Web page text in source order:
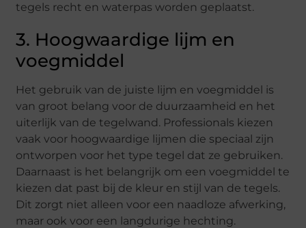
tegels recht en waterpas worden geplaatst.
3. Hoogwaardige lijm en
voegmiddel
Het gebruik van de juiste lijm en voegmiddel is
van groot belang voor de duurzaamheid en het
uiterlijk van de tegelwand. Professionals kiezen
vaak voor hoogwaardige lijmen die speciaal zijn
ontworpen voor het type tegel dat ze gebruiken.
Daarnaast is het belangrijk om een voegmiddel te
kiezen dat past bij de kleur en stijl van de tegels.
Dit zorgt niet alleen voor een naadloze afwerking,
maar ook voor een langdurige hechting.